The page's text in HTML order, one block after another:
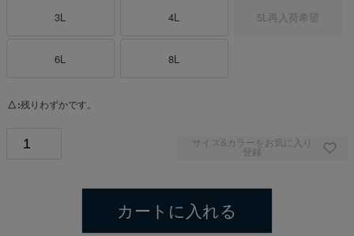
3L 4L 5L再入荷希望
6L 8L
△ 残りわずかです。
サイズ&カラーをお気に入り
登録
カートに入れる